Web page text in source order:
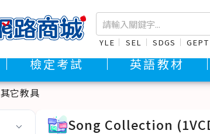
YLE SEL SDGS GEPT
檢定考試 英語教材
其它教具
Song Collection